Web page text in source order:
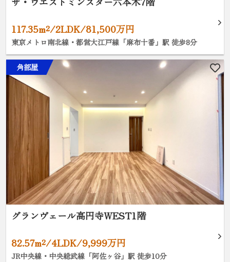
117.35m²/2LDK/81,500万円
東京メトロ南北線・都営大江戸線「麻布十番」駅 徒歩8分
角部屋
グランヴェール高円寺WEST1階
82.57m²/4LDK/9,999万円
JR中央線・中央総武線「阿佐ヶ谷」駅 徒歩10分